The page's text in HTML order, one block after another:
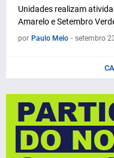
Unidades realizam
Amarelo e Setembro
por Paulo Melo - setembro